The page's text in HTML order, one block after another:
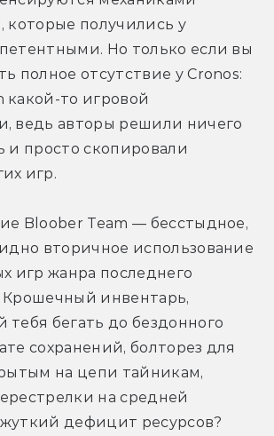
которые получились у
Но только если вы
полное отсутствие у Cronos:
какой-то игровой
ведь авторы решили ничего
и просто скопировали
игр.
Bloober Team — бесстыдное,
вторичное использование
игр жанра последнего
Крошечный инвентарь,
тебя бегать до бездонного
сохранений, болторез для
на цепи тайникам,
на средней
дефицит ресурсов?